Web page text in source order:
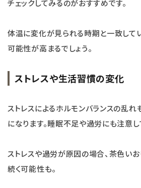
チェックしてみるのがおすすめです。
体温に変化が見られる時期と一致して
可能性が高まるでしょう。
ストレスや生活習慣の変化
ストレスによるホルモンバランスの乱
になります。睡眠不足や過労にも注意し
ストレスや過労が原因の場合、茶色い
続く可能性も。